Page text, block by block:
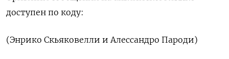
доступен по коду:
(Энрико Скьяковелли и Алессандро Пароди)